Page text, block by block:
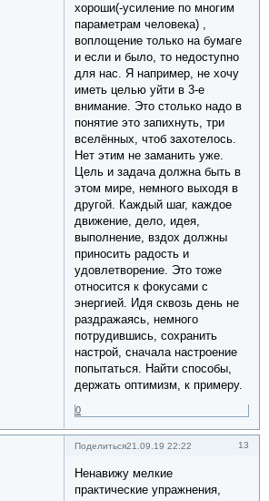
хороши(-усиление по многим
параметрам человека) ,
воплощение только на бумаге
и если и было, то недоступно
для нас. Я например, не хочу
иметь целью уйти в 3-е
внимание. Это столько надо в
понятие это запихнуть, три
вселённых, чтоб захотелось.
Нет этим не заманить уже.
Цель и задача должна быть в
этом мире, немного выходя в
другой. Каждый шаг, каждое
движение, дело, идея,
выполнение, вздох должны
приносить радость и
удовлетворение. Это тоже
относится к фокусами с
энергией. Идя сквозь день не
раздражаясь, немного
потрудившись, сохранить
настрой, сначала настроение
попытаться. Найти способы,
держать оптимизм, к примеру.
0
Поделиться 13
21.09.19 22:22
Ненавижу мелкие
практические упражнения,